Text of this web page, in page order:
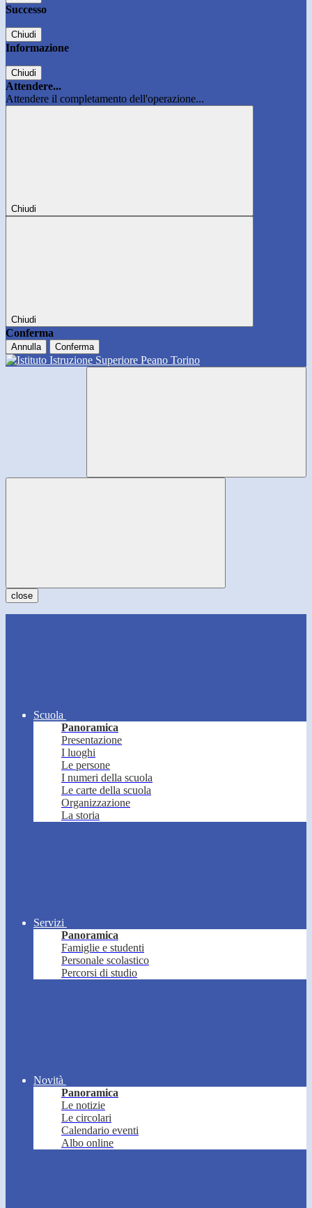
Successo
Chiudi
Informazione
Chiudi
Attendere...
Attendere il completamento dell'operazione...
Chiudi
Chiudi
Conferma
Annulla Conferma
close
Scuola
Panoramica
Presentazione
I luoghi
Le persone
I numeri della scuola
Le carte della scuola
Organizzazione
La storia
Servizi
Panoramica
Famiglie e studenti
Personale scolastico
Percorsi di studio
Novità
Panoramica
Le notizie
Le circolari
Calendario eventi
Albo online